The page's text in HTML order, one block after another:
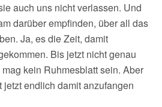
auch uns nicht verlassen. Und
darüber empfinden, über all das
Ja, es die Zeit, damit
Bis jetzt nicht genau
kein Ruhmesblatt sein. Aber
jetzt endlich damit anzufangen